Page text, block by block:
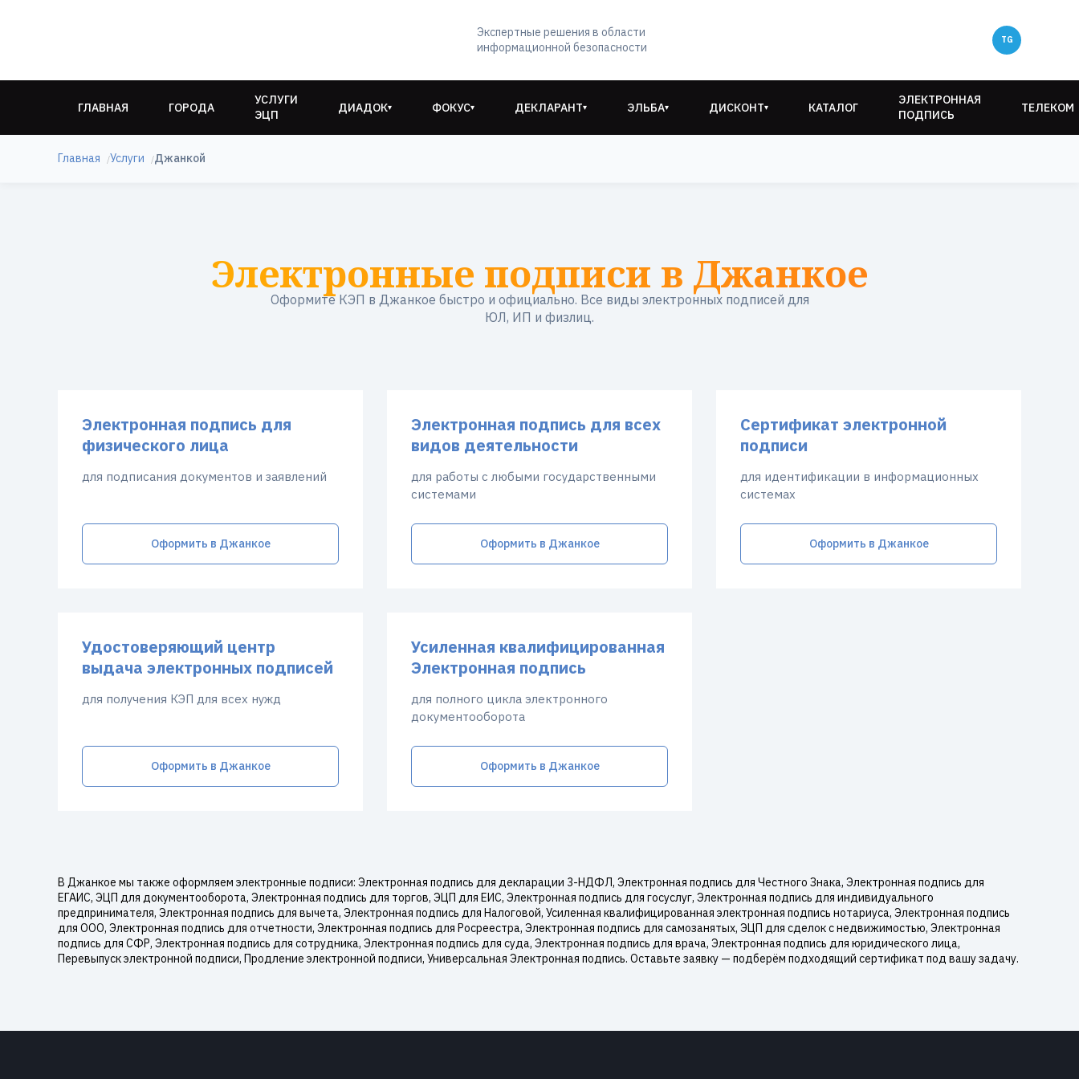
Экспертные решения в области
информационной безопасности
ГЛАВНАЯ ГОРОДА
УСЛУГИ
ЭЦП
ДИАДОК▾ ФОКУС▾ ДЕКЛАРАНТ▾ ЭЛЬБА▾ ДИСКОНТ▾ КАТАЛОГ
ЭЛЕКТРОННАЯ
ПОДПИСЬ
ТЕЛЕКОМ
Главная Услуги Джанкой
Электронные подписи в Джанкое
Оформите КЭП в Джанкое быстро и официально. Все виды электронных подписей для
ЮЛ, ИП и физлиц.
Электронная подпись для
физического лица
для подписания документов и заявлений
Оформить в Джанкое
Электронная подпись для всех
видов деятельности
для работы с любыми государственными
системами
Оформить в Джанкое
Сертификат электронной
подписи
для идентификации в информационных
системах
Оформить в Джанкое
Удостоверяющий центр
выдача электронных подписей
для получения КЭП для всех нужд
Оформить в Джанкое
Усиленная квалифицированная
Электронная подпись
для полного цикла электронного
документооборота
Оформить в Джанкое
В Джанкое мы также оформляем электронные подписи: Электронная подпись для декларации 3-НДФЛ, Электронная подпись для Честного Знака, Электронная подпись для
ЕГАИС, ЭЦП для документооборота, Электронная подпись для торгов, ЭЦП для ЕИС, Электронная подпись для госуслуг, Электронная подпись для индивидуального
предпринимателя, Электронная подпись для вычета, Электронная подпись для Налоговой, Усиленная квалифицированная электронная подпись нотариуса, Электронная подпись
для ООО, Электронная подпись для отчетности, Электронная подпись для Росреестра, Электронная подпись для самозанятых, ЭЦП для сделок с недвижимостью, Электронная
подпись для СФР, Электронная подпись для сотрудника, Электронная подпись для суда, Электронная подпись для врача, Электронная подпись для юридического лица,
Перевыпуск электронной подписи, Продление электронной подписи, Универсальная Электронная подпись. Оставьте заявку — подберём подходящий сертификат под вашу задачу.